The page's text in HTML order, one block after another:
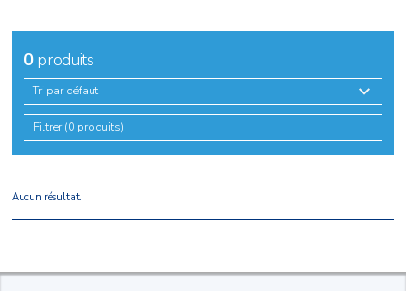
0produits
Tri par défaut
Filtrer (0 produits)
Aucun résultat.